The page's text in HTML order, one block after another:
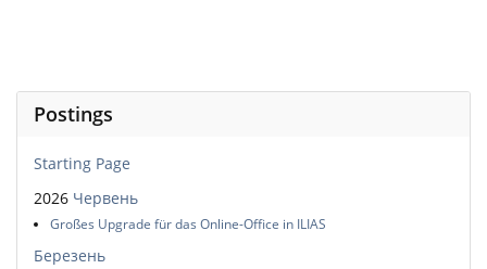
Postings
Starting Page
2026 Червень
Großes Upgrade für das Online-Office in ILIAS
Березень